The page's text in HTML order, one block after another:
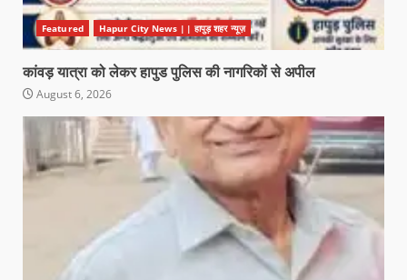
Featured Hapur City News || हापुड़ शहर न्यूज़
कांवड़ यात्रा को लेकर हापुड पुलिस की नागरिकों से अपील
August 6, 2026